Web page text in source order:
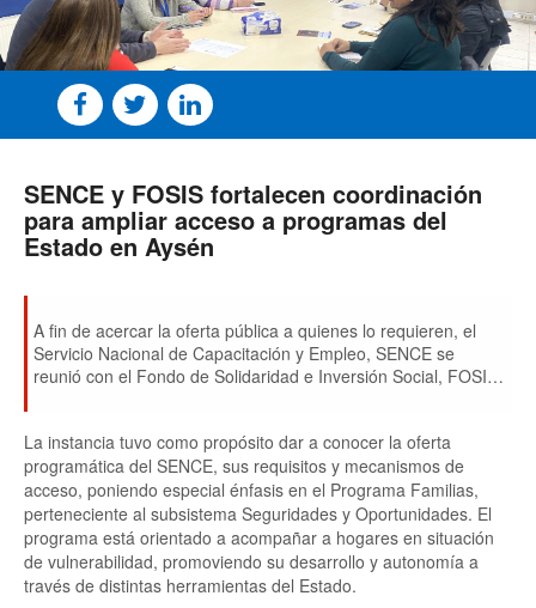
SENCE y FOSIS fortalecen coordinación
para ampliar acceso a programas del
Estado en Aysén
A fin de acercar la oferta pública a quienes lo requieren, el
Servicio Nacional de Capacitación y Empleo, SENCE se
reunió con el Fondo de Solidaridad e Inversión Social, FOSIS
La instancia tuvo como propósito dar a conocer la oferta
programática del SENCE, sus requisitos y mecanismos de
acceso, poniendo especial énfasis en el Programa Familias,
perteneciente al subsistema Seguridades y Oportunidades. El
programa está orientado a acompañar a hogares en situación
de vulnerabilidad, promoviendo su desarrollo y autonomía a
través de distintas herramientas del Estado.